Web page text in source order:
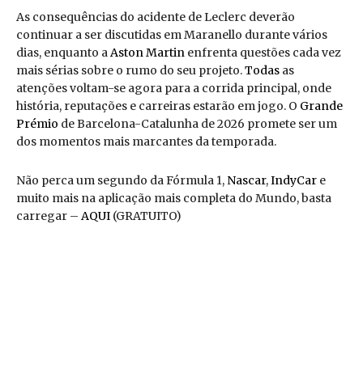
As consequências do acidente de Leclerc deverão
continuar a ser discutidas em Maranello durante vários
dias, enquanto aAston Martin enfrenta questões cada vez
mais sérias sobre o rumo do seu projeto.Todas as
atenções voltam-se agora para a corrida principal, onde
história, reputações e carreiras estarão em jogo. O Grande
Prémio de Barcelona-Catalunha de 2026 promete ser um
dos momentos mais marcantes da temporada.
Não perca um segundo da Fórmula 1, Nascar,IndyCar e
muito mais na aplicação mais completa do Mundo, basta
carregar – AQUI (GRATUITO)